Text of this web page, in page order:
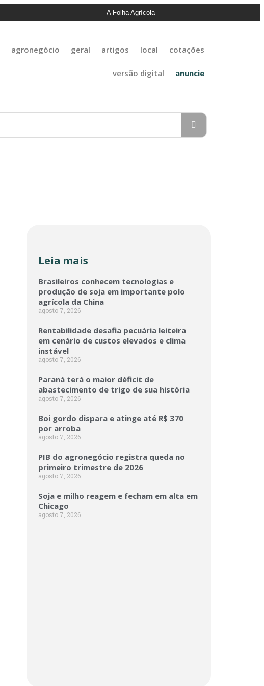
A Folha Agrícola
agronegócio geral artigos local cotações
versão digital anuncie
Leia mais
Brasileiros conhecem tecnologias e
produção de soja em importante polo
agrícola da China
agosto 7, 2026
Rentabilidade desafia pecuária leiteira
em cenário de custos elevados e clima
instável
agosto 7, 2026
Paraná terá o maior déficit de
abastecimento de trigo de sua história
agosto 7, 2026
Boi gordo dispara e atinge até R$ 370
por arroba
agosto 7, 2026
PIB do agronegócio registra queda no
primeiro trimestre de 2026
agosto 7, 2026
Soja e milho reagem e fecham em alta em
Chicago
agosto 7, 2026